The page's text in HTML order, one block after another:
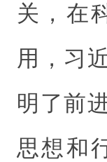
关，在
用，习
明了前
思想和